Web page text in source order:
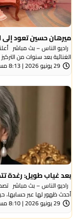
ميرهان حسين تعود إلى
راديو الناس – بث مباشر
الغنائية بعد سنوات من
29 يونيو 2026 | 8:13 مساءً
بعد غياب طويل: رغدة
راديو الناس – بث مباشر
أحدث ظهور لها عبر حسابها،
29 يونيو 2026 | 8:10 مساءً